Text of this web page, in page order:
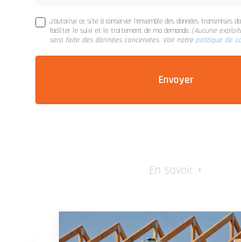
J'autorise ce site à conserver l'ensemble des données transmises
faciliter le suivi et le traitement de ma demande.(Aucune
sera faite des données concervées. Voir notrepolitique de
En savoir +